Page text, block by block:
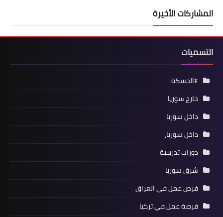
المشاركات الأخيرة
التسميات
#الحسكة
خارج سوريا
داخل سوريا
داخل سوريا،
دورات تدريبية
شرق سوريا
فرص عمل في العراق
فرصة عمل في تركيا